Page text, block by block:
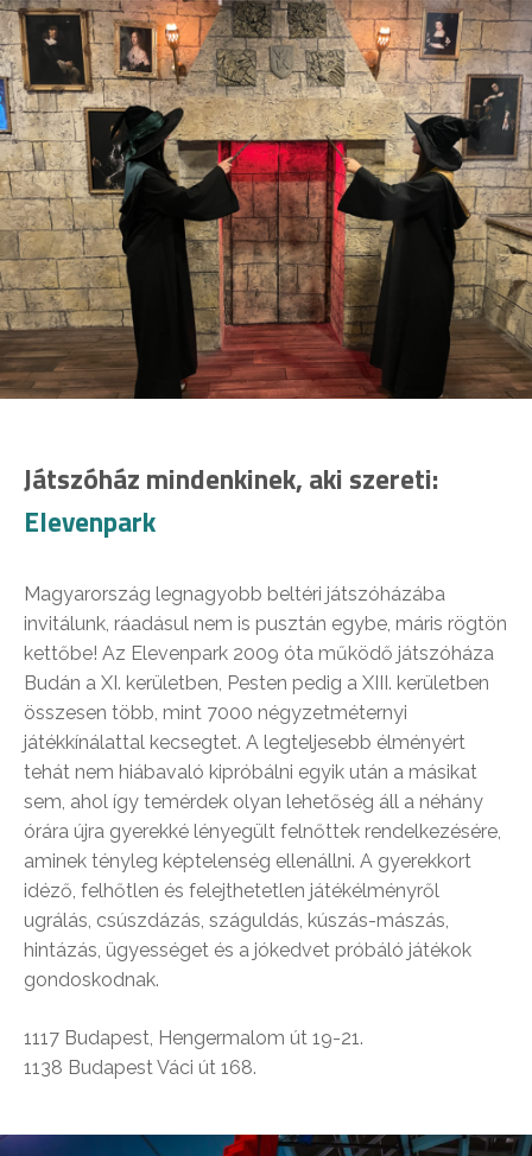
Játszóház mindenkinek, aki szereti:
Elevenpark
Magyarország legnagyobb beltéri játszóházába
invitálunk, ráadásul nem is pusztán egybe, máris rögtön
kettőbe! Az Elevenpark 2009 óta működő játszóháza
Budán a XI. kerületben, Pesten pedig a XIII. kerületben
összesen több, mint 7000 négyzetméternyi
játékkínálattal kecsegtet. A legteljesebb élményért
tehát nem hiábavaló kipróbálni egyik után a másikat
sem, ahol így temérdek olyan lehetőség áll a néhány
órára újra gyerekké lényegült felnőttek rendelkezésére,
aminek tényleg képtelenség ellenállni. A gyerekkort
idéző, felhőtlen és felejthetetlen játékélményről
ugrálás, csúszdázás, száguldás, kúszás-mászás,
hintázás, ügyességet és a jókedvet próbáló játékok
gondoskodnak.
1117 Budapest, Hengermalom út 19-21.
1138 Budapest Váci út 168.